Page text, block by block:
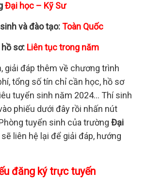
Đại học – Kỹ Sư
và đào tạo:Toàn Quốc
sơ: Liên tục trong năm
giải đáp thêm về chương trình
tổng số tín chỉ cần học, hồ sơ
tuyển sinh năm 2024… Thí sinh
phiếu dưới đây rồi nhấn nút
tuyển sinh của trườngĐại
sẽ liên hệ lại để giải đáp, hướng
đăng ký trực tuyến